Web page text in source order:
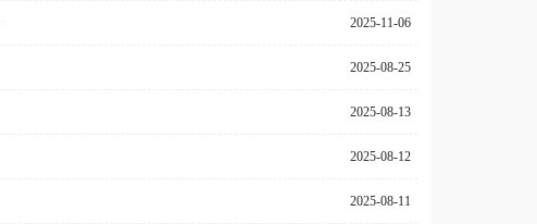
2025-11-06
2025-08-25
2025-08-13
2025-08-12
2025-08-11